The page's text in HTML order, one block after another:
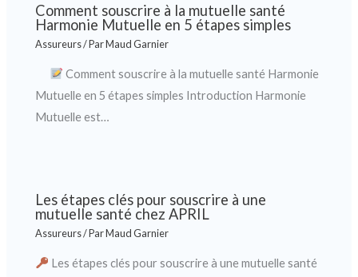
Comment souscrire à la mutuelle santé
Harmonie Mutuelle en 5 étapes simples
Assureurs/ ParMaud Garnier
Comment souscrire à la mutuelle santé Harmonie
Mutuelle en 5 étapes simples Introduction Harmonie
Mutuelle est…
Les étapes clés pour souscrire à une
mutuelle santé chez APRIL
Assureurs/ ParMaud Garnier
Les étapes clés pour souscrire à une mutuelle santé